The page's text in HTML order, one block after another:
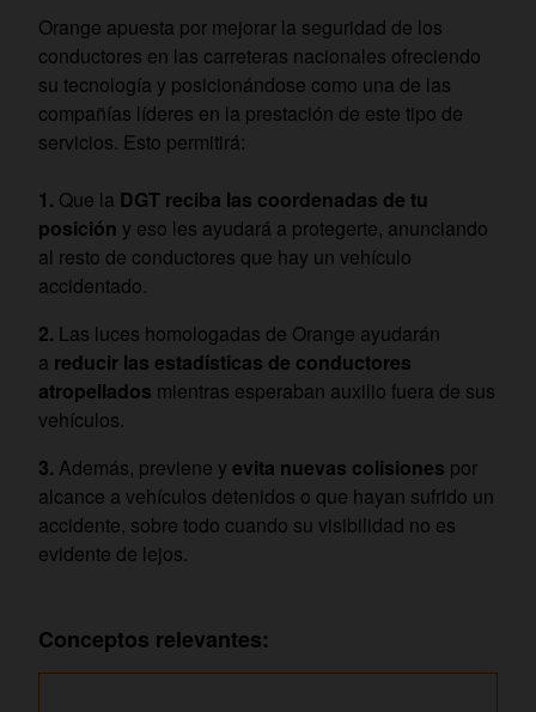
Orange apuesta por mejorar la seguridad de los
conductores en las carreteras nacionales ofreciendo
su tecnología y posicionándose como una de las
compañías líderes en la prestación de este tipo de
servicios. Esto permitirá:
Que la DGT reciba las coordenadas de tu
posición y eso les ayudará a protegerte, anunciando
al resto de conductores que hay un vehículo
accidentado.
Las luces homologadas de Orange ayudarán
a reducir las estadísticas de conductores
atropellados mientras esperaban auxilio fuera de sus
vehículos.
Además, previene y evita nuevas colisiones por
alcance a vehículos detenidos o que hayan sufrido un
accidente, sobre todo cuando su visibilidad no es
evidente de lejos.
Conceptos relevantes: